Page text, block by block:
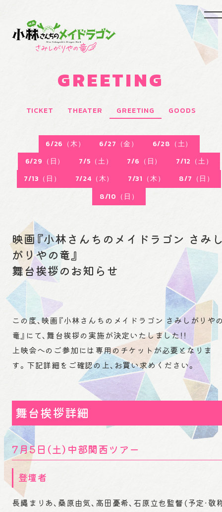
THEATER
TICKET
GREETING
GOODS
MUSIC
MOVIE
SPECIAL
GREETING
TICKET THEATER GREETING GOODS
6/26（木） 6/27（金）
6/28（土）
6/29（日）
7/5（土） 7/6（日）
7/12（土）
7/13（日）
7/24（木） 7/31（木）
8/7（日）
8/10（日）
映画『小林さんちのメイドラゴン さみ
がりやの竜』
舞台挨拶のお知らせ
この度、映画『小林さんちのメイドラゴン さみしがりや
竜』にて、舞台挨拶の実施が決定いたしました！！
上映会へのご参加には専用のチケットが必要となりま
す。下記詳細をご確認の上、お買い求めください。
舞台挨拶詳細
7月5日（土）中部関西ツアー
登壇者
長縄まりあ、桑原由気、高田憂希、石原立也監督（予定・敬